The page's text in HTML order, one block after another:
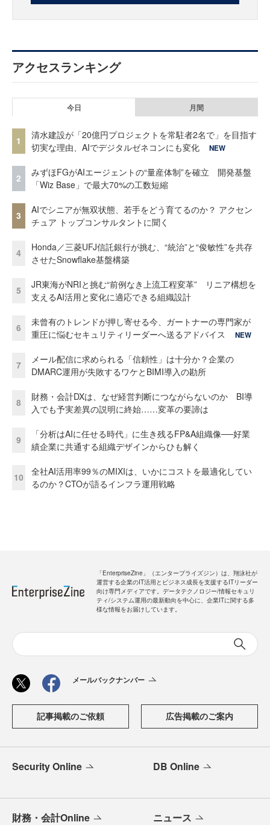
アクセスランキング
今日 月間
1
清水建設が「20億円プロジェクトを常駐者2名で」を目指す
切実な理由、AIでデジタルゼネコンにも変化
NEW
2
みずほFGがAIエージェントの“量産体制”を確立 開発基盤
「Wiz Base」で最大70%の工数短縮
3
AIでシニアが無双状態、若手をどう育てるのか？ アクセン
チュア トップコンサルタントに聞く
4
Honda／三菱UFJ信託銀行が挑む、“統治”と“俊敏性”を共存
させたSnowflake基盤構築
5
JR東海がNRIと挑む“前例なき上流工程変革” リニア構想を
支えるAI活用と変化に適応できる組織設計
6
未曾有のトレンドが押し寄せる今、ガートナーの専門家が
重圧に悩むセキュリティリーダーへ送るアドバイス
NEW
7
メール配信に求められる「信頼性」は十分か？企業の
DMARC運用が失敗するワケとBIMI導入の勘所
8
財務・会計DXは、なぜ経営判断につながらないのか BI導
入でも予実差異の説明に終始……変革の要諦は
9
「分析はAIに任せる時代」に生き残るFP&A組織像──好業
績企業に共通する組織デザインからひも解く
10
全社AI活用率99％のMIXIは、いかにコストを最適化してい
るのか？CTOが語るインフラ運用戦略
「EnterpriseZine」（エンタープライズジン）は、翔泳社が
運営する企業のIT活用とビジネス成長を支援するITリーダー
向け専門メディアです。データテクノロジー/情報セキュリ
ティ/システム運用の最新動向を中心に、企業ITに関する多
様な情報をお届けしています。
メールバックナンバー
記事掲載のご依頼 広告掲載のご案内
Security Online DB Online
財務・会計Online ニュース